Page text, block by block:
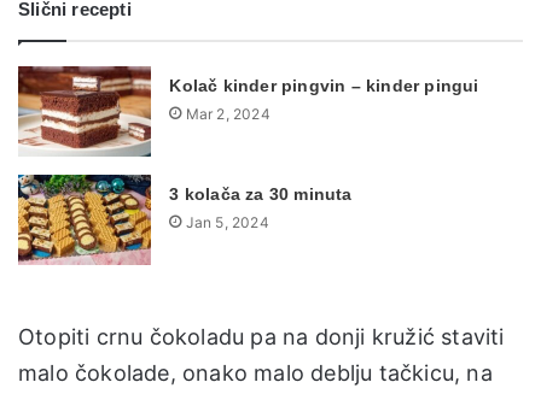
Slični recepti
Kolač kinder pingvin – kinder pingui
Mar 2, 2024
3 kolača za 30 minuta
Jan 5, 2024
Otopiti crnu čokoladu pa na donji kružić staviti
malo čokolade, onako malo deblju tačkicu, na